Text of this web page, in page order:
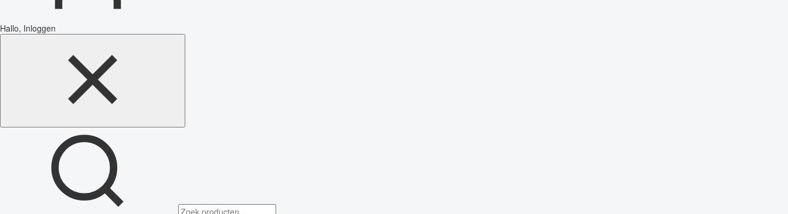
Hallo, Inloggen